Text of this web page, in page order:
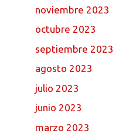
noviembre 2023
octubre 2023
septiembre 2023
agosto 2023
julio 2023
junio 2023
marzo 2023